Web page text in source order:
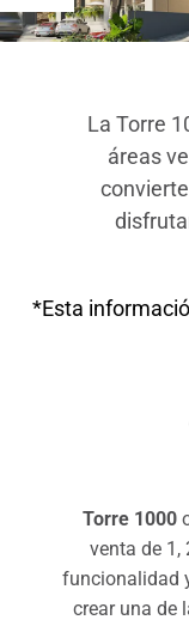
La Torre
áreas
*Esta
Torre 1000
venta de 1,
funcionalidad
crear una de